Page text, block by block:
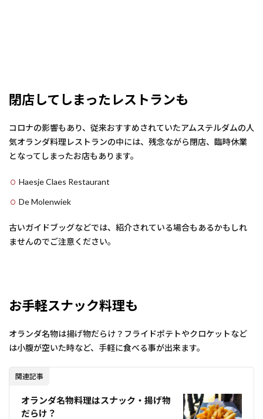
閉店してしまったレストランも
コロナの影響もあり、従来おすすめされていたアムステルダムの人
気オランダ料理レストランの中には、残念ながら閉店、臨時休業
となってしまったお店もあります。
Haesje Claes Restaurant
De Molenwiek
古いガイドブッグなどでは、紹介されている場合もあるかもしれ
ませんのでご注意ください。
お手軽スナック料理も
オランダ名物は揚げ物だらけ？フライドポテトやクロケットなど
は小腹が空いた時など、手軽に食べる事が出来ます。
関連記事
オランダ名物料理はスナック・揚げ物
だらけ？